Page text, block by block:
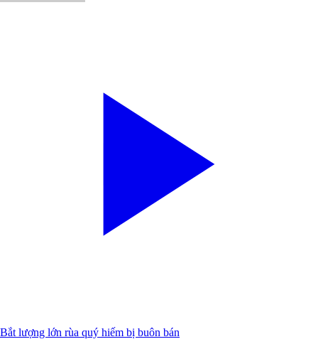
Bắt lượng lớn rùa quý hiếm bị buôn bán